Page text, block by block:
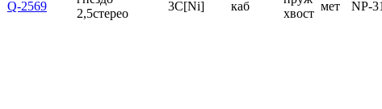
Q-2569
2,5стерео
3C[Ni] каб
хвост
мет NP-